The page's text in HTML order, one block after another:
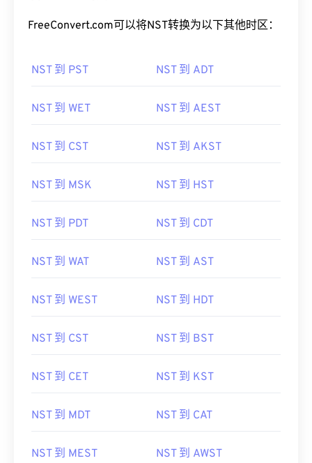
FreeConvert.com可以将NST转换为以下其他时区：
NST 到 PST NST 到 ADT
NST 到 WET NST 到 AEST
NST 到 CST NST 到 AKST
NST 到 MSK NST 到 HST
NST 到 PDT NST 到 CDT
NST 到 WAT NST 到 AST
NST 到 WEST NST 到 HDT
NST 到 CST NST 到 BST
NST 到 CET NST 到 KST
NST 到 MDT NST 到 CAT
NST 到 MEST NST 到 AWST